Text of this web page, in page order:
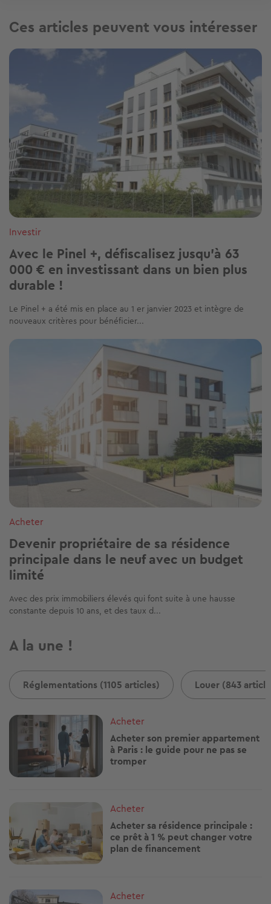
Ces articles peuvent vous intéresser
Image
Investir
Avec le Pinel +, défiscalisez jusqu’à 63
000 € en investissant dans un bien plus
durable !
Le Pinel + a été mis en place au 1 er janvier 2023 et intègre de
nouveaux critères pour bénéficier...
Image
Acheter
Devenir propriétaire de sa résidence
principale dans le neuf avec un budget
limité
Avec des prix immobiliers élevés qui font suite à une hausse
constante depuis 10 ans, et des taux d...
A la une !
Réglementations (1105 articles) Louer (843
Image
Acheter
Acheter son premier appartement
à Paris : le guide pour ne pas se
tromper
Acheter
Acheter sa résidence principale :
ce prêt à 1 % peut changer votre
plan de financement
Image
Acheter